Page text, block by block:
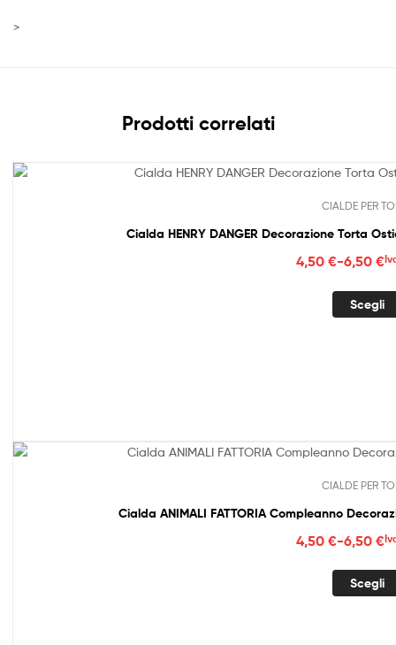
>
Prodotti correlati
CIALDE PER
Cialda HENRY DANGER Decorazione Torta
4,50 €-6,50 €
Scegli
CIALDE PER
Cialda ANIMALI FATTORIA Compleanno
4,50 €-6,50 €
Scegli